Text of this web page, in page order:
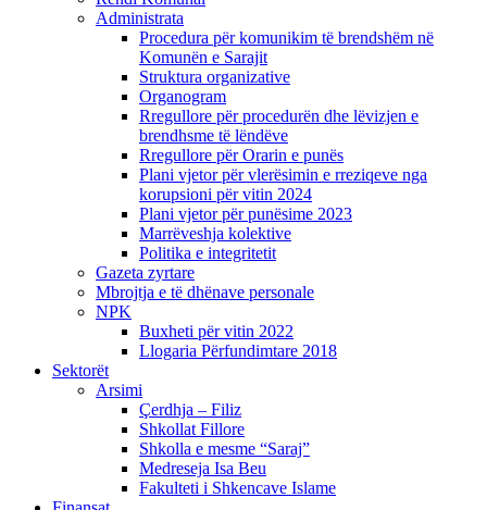
Administrata
Procedura për komunikim të brendshëm në
Komunën e Sarajit
Struktura organizative
Organogram
Rregullore për procedurën dhe lëvizjen e
brendhsme të lëndëve
Rregullore për Orarin e punës
Plani vjetor për vlerësimin e rreziqeve nga
korupsioni për vitin 2024
Plani vjetor për punësime 2023
Marrëveshja kolektive
Politika e integritetit
Gazeta zyrtare
Mbrojtja e të dhënave personale
NPK
Buxheti për vitin 2022
Llogaria Përfundimtare 2018
Sektorët
Arsimi
Çerdhja – Filiz
Shkollat Fillore
Shkolla e mesme “Saraj”
Medreseja Isa Beu
Fakulteti i Shkencave Islame